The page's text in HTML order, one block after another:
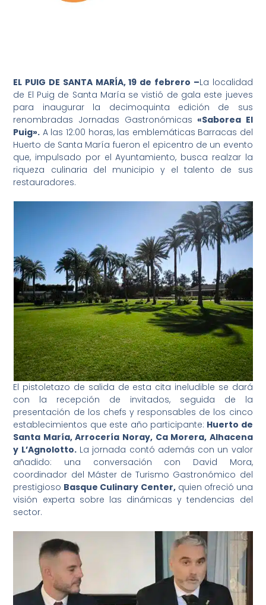
EL PUIG DE SANTA MARÍA, 19 de febrero –La localidad
de El Puig de Santa María se vistió de gala este jueves
para inaugurar la decimoquinta edición de sus
renombradas Jornadas Gastronómicas«Saborea El
Puig». A las 12:00 horas, las emblemáticas Barracas del
Huerto de Santa María fueron el epicentro de un evento
que, impulsado por el Ayuntamiento, busca realzar la
riqueza culinaria del municipio y el talento de sus
restauradores.
El pistoletazo de salida de esta cita ineludible se dará
con la recepción de invitados, seguida de la
presentación de los chefs y responsables de los cinco
establecimientos que este año participante: Huerto de
Santa María, Arrocería Noray, Ca Morera, Alhacena
y L’Agnolotto.La jornada contó además con un valor
añadido: una conversación con David Mora,
coordinador del Máster de Turismo Gastronómico del
prestigioso Basque Culinary Center,quien ofreció una
visión experta sobre las dinámicas y tendencias del
sector.